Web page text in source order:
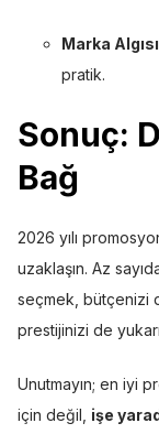
Marka
pratik.
Sonuç:
Bağ
2026 yılı
uzaklaşın. Az
seçmek, bütçenizi
prestijinizi de
Unutmayın; en iyi
için değil, işe